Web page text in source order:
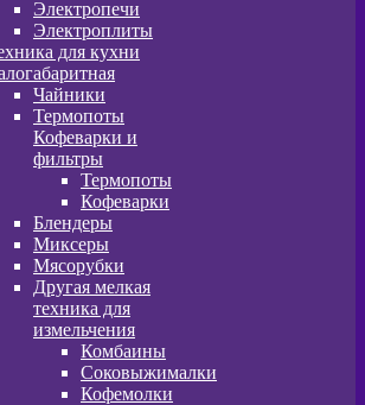
Электропечи
Электроплиты
для кухни
Чайники
Термопоты
Кофеварки и
фильтры
Термопоты
Кофеварки
Блендеры
Миксеры
Мясорубки
Другая мелкая
техника для
измельчения
Комбаины
Соковыжималки
Кофемолки